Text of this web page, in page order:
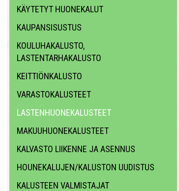
KÄYTETYT HUONEKALUT
KAUPANSISUSTUS
KOULUHAKALUSTO,
LASTENTARHAKALUSTO
KEITTIÖNKALUSTO
VARASTOKALUSTEET
LASTENHUONEKALUSTEET
MAKUUHUONEKALUSTEET
KALVASTO LIIKENNE JA ASENNUS
HOUNEKALUJEN/KALUSTON UUDISTUS
KALUSTEEN VALMISTAJAT